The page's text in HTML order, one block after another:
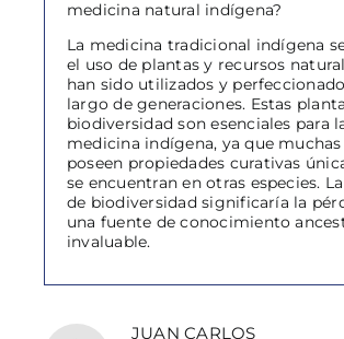
medicina natural indígena?
La medicina tradicional indígena
el uso de plantas y recursos
han sido utilizados y
largo de generaciones. Estas
biodiversidad son esenciales para
medicina indígena, ya que muchas
poseen propiedades curativas
se encuentran en otras especies.
de biodiversidad significaría la
una fuente de conocimiento
invaluable.
JUAN CARLOS